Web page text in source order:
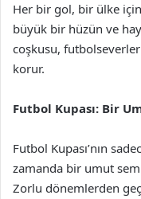
Her bir gol, bir ülke
büyük bir hüzün ve
coşkusu,
korur.
Futbol Kupası: Bir
Futbol Kupası’nın
zamanda bir umut
Zorlu dönemlerden